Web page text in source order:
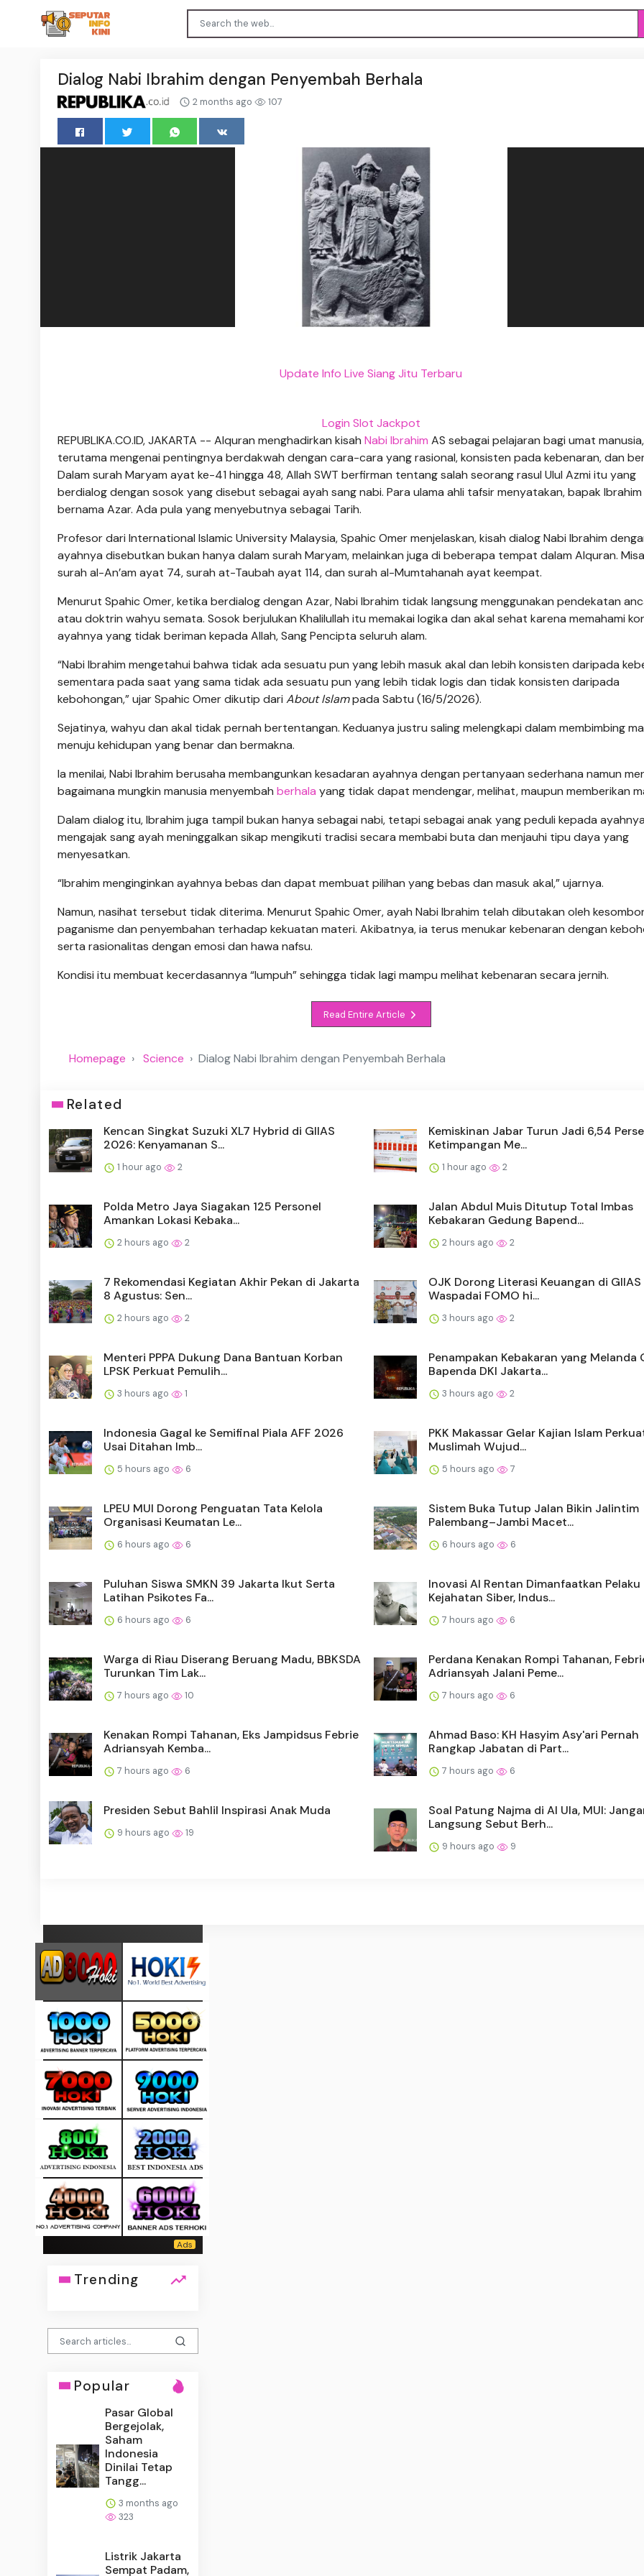
Dialog Nabi Ibrahim dengan Penyembah Berhala
2 months ago 107
Update Info Live Siang Jitu Terbaru
Login Slot Jackpot
REPUBLIKA.CO.ID, JAKARTA -- Alquran menghadirkan kisah Nabi Ibrahim AS sebagai pelajaran bagi umat manusia,
terutama mengenai pentingnya berdakwah dengan cara-cara yang rasional, konsisten pada kebenaran, dan
Dalam surah Maryam ayat ke-41 hingga 48, Allah SWT berfirman tentang salah seorang rasul Ulul Azmi itu yang
berdialog dengan sosok yang disebut sebagai ayah sang nabi. Para ulama ahli tafsir menyatakan, bapak
bernama Azar. Ada pula yang menyebutnya sebagai Tarih.
Profesor dari International Islamic University Malaysia, Spahic Omer menjelaskan, kisah dialog Nabi Ibrahim
ayahnya disebutkan bukan hanya dalam surah Maryam, melainkan juga di beberapa tempat dalam Alquran.
surah al-An’am ayat 74, surah at-Taubah ayat 114, dan surah al-Mumtahanah ayat keempat.
Menurut Spahic Omer, ketika berdialog dengan Azar, Nabi Ibrahim tidak langsung menggunakan pendekatan
atau doktrin wahyu semata. Sosok berjulukan Khalilullah itu memakai logika dan akal sehat karena memahami
ayahnya yang tidak beriman kepada Allah, Sang Pencipta seluruh alam.
“Nabi Ibrahim mengetahui bahwa tidak ada sesuatu pun yang lebih masuk akal dan lebih konsisten daripada
sementara pada saat yang sama tidak ada sesuatu pun yang lebih tidak logis dan tidak konsisten daripada
kebohongan,” ujar Spahic Omer dikutip dari About Islampada Sabtu (16/5/2026).
Sejatinya, wahyu dan akal tidak pernah bertentangan. Keduanya justru saling melengkapi dalam membimbing
menuju kehidupan yang benar dan bermakna.
Ia menilai, Nabi Ibrahim berusaha membangunkan kesadaran ayahnya dengan pertanyaan sederhana namun
bagaimana mungkin manusia menyembah berhala yang tidak dapat mendengar, melihat, maupun memberikan
Dalam dialog itu, Ibrahim juga tampil bukan hanya sebagai nabi, tetapi sebagai anak yang peduli kepada
mengajak sang ayah meninggalkan sikap mengikuti tradisi secara membabi buta dan menjauhi tipu daya yang
menyesatkan.
“Ibrahim menginginkan ayahnya bebas dan dapat membuat pilihan yang bebas dan masuk akal,” ujarnya.
Namun, nasihat tersebut tidak diterima. Menurut Spahic Omer, ayah Nabi Ibrahim telah dibutakan oleh
paganisme dan penyembahan terhadap kekuatan materi. Akibatnya, ia terus menukar kebenaran dengan
serta rasionalitas dengan emosi dan hawa nafsu.
Kondisi itu membuat kecerdasannya “lumpuh” sehingga tidak lagi mampu melihat kebenaran secara jernih.
Read Entire Article
Homepage Science Dialog Nabi Ibrahim dengan Penyembah Berhala
Related
Kencan Singkat Suzuki XL7 Hybrid di GIIAS
2026: Kenyamanan S...
1 hour ago 2
Kemiskinan Jabar Turun Jadi 6,54
Ketimpangan Me...
1 hour ago 2
Polda Metro Jaya Siagakan 125 Personel
Amankan Lokasi Kebaka...
2 hours ago 2
Jalan Abdul Muis Ditutup Total Imbas
Kebakaran Gedung Bapend...
2 hours ago 2
7 Rekomendasi Kegiatan Akhir Pekan di Jakarta
8 Agustus: Sen...
2 hours ago 2
OJK Dorong Literasi Keuangan di
Waspadai FOMO hi...
3 hours ago 2
Menteri PPPA Dukung Dana Bantuan Korban
LPSK Perkuat Pemulih...
3 hours ago 1
Penampakan Kebakaran yang Melanda
Bapenda DKI Jakarta...
3 hours ago 2
Indonesia Gagal ke Semifinal Piala AFF 2026
Usai Ditahan Imb...
5 hours ago 6
PKK Makassar Gelar Kajian Islam
Muslimah Wujud...
5 hours ago 7
LPEU MUI Dorong Penguatan Tata Kelola
Organisasi Keumatan Le...
6 hours ago 6
Sistem Buka Tutup Jalan Bikin Jalintim
Palembang–Jambi Macet...
6 hours ago 6
Puluhan Siswa SMKN 39 Jakarta Ikut Serta
Latihan Psikotes Fa...
6 hours ago 6
Inovasi AI Rentan Dimanfaatkan Pelaku
Kejahatan Siber, Indus...
7 hours ago 6
Warga di Riau Diserang Beruang Madu, BBKSDA
Turunkan Tim Lak...
7 hours ago 10
Perdana Kenakan Rompi Tahanan,
Adriansyah Jalani Peme...
7 hours ago 6
Kenakan Rompi Tahanan, Eks Jampidsus Febrie
Adriansyah Kemba...
7 hours ago 6
Ahmad Baso: KH Hasyim Asy'ari Pernah
Rangkap Jabatan di Part...
7 hours ago 6
Presiden Sebut Bahlil Inspirasi Anak Muda
9 hours ago 19
Soal Patung Najma di Al Ula, MUI:
Langsung Sebut Berh...
9 hours ago 9
Trending
Popular
Pasar Global
Bergejolak,
Saham
Indonesia
Dinilai Tetap
Tangg...
3 months ago
323
Listrik Jakarta
Sempat Padam,